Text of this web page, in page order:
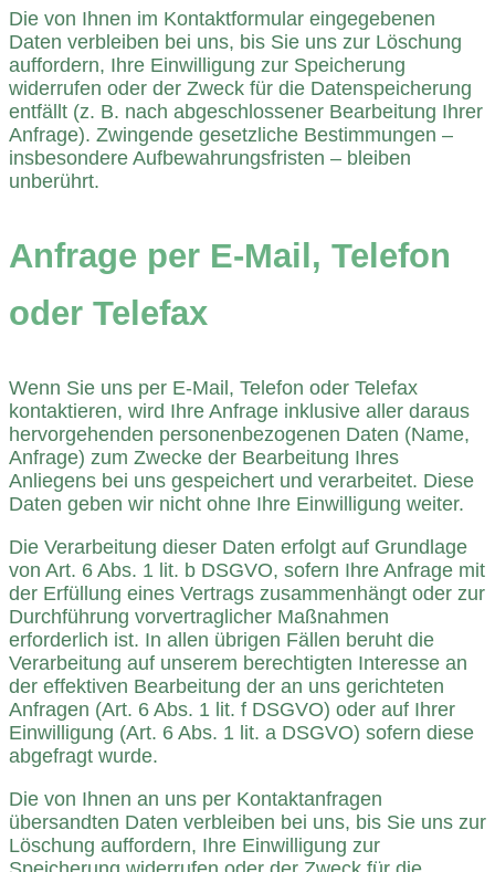
Die von Ihnen im Kontaktformular eingegebenen
Daten verbleiben bei uns, bis Sie uns zur Löschung
auffordern, Ihre Einwilligung zur Speicherung
widerrufen oder der Zweck für die Datenspeicherung
entfällt (z. B. nach abgeschlossener Bearbeitung Ihrer
Anfrage). Zwingende gesetzliche Bestimmungen –
insbesondere Aufbewahrungsfristen – bleiben
unberührt.
Anfrage per E-Mail, Telefon
oder Telefax
Wenn Sie uns per E-Mail, Telefon oder Telefax
kontaktieren, wird Ihre Anfrage inklusive aller daraus
hervorgehenden personenbezogenen Daten (Name,
Anfrage) zum Zwecke der Bearbeitung Ihres
Anliegens bei uns gespeichert und verarbeitet. Diese
Daten geben wir nicht ohne Ihre Einwilligung weiter.
Die Verarbeitung dieser Daten erfolgt auf Grundlage
von Art. 6 Abs. 1 lit. b DSGVO, sofern Ihre Anfrage mit
der Erfüllung eines Vertrags zusammenhängt oder zur
Durchführung vorvertraglicher Maßnahmen
erforderlich ist. In allen übrigen Fällen beruht die
Verarbeitung auf unserem berechtigten Interesse an
der effektiven Bearbeitung der an uns gerichteten
Anfragen (Art. 6 Abs. 1 lit. f DSGVO) oder auf Ihrer
Einwilligung (Art. 6 Abs. 1 lit. a DSGVO) sofern diese
abgefragt wurde.
Die von Ihnen an uns per Kontaktanfragen
übersandten Daten verbleiben bei uns, bis Sie uns zur
Löschung auffordern, Ihre Einwilligung zur